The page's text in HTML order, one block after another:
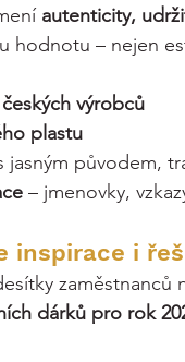
autenticity,
hodnotu – nejen
výrobců
plastu
jasným původem,
– jmenovky,
inspirace i
zaměstnanců
dárků pro rok